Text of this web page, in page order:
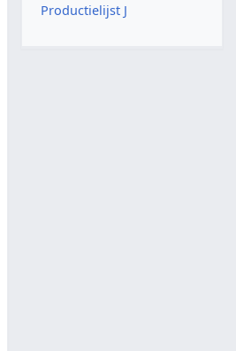
Productielijst J